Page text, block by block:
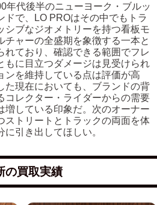
年代後半のニューヨーク・ブルッ
ドで、LO PROはその中でもトラ
シブなジオメトリーを持つ看板モ
チャーの全盛期を象徴する一本と
れており、確認できる範囲でフレ
もに目立つダメージは見受けられ
ンを維持している点は評価が高
た現在においても、ブランドの背
コレクター・ライダーからの需要
増している印象だ。次のオーナー
ストリートとトラックの両面を体
引き出してほしい。
の買取実績